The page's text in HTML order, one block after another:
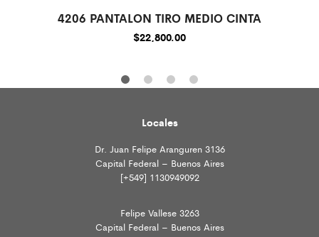
4206 PANTALON TIRO MEDIO CINTA
$22,800.00
Locales
Dr. Juan Felipe Aranguren 3136
Capital Federal – Buenos Aires
[+549] 1130949092
Felipe Vallese 3263
Capital Federal – Buenos Aires